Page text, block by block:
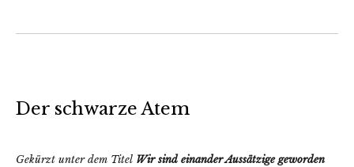
Der schwarze Atem
Gekürzt unter dem Titel Wir sind einander Aussätzige geworden